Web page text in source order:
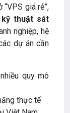
giá rẻ”,
thuật sát
nghiệp, hệ
dự án cần
quy mô
thực tế